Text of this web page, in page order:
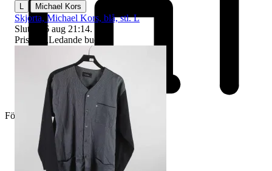
Företag
Michael Kors
Skjorta, Michael Kors, blå, stl. L
Sluttid
16 aug 21:14.
Pris:
,Ledande bud